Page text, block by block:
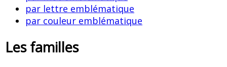
par lettre emblématique
par couleur emblématique
Les familles